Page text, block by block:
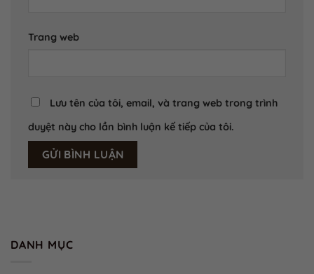
Trang web
Lưu tên của tôi, email, và trang web trong trình
duyệt này cho lần bình luận kế tiếp của tôi.
DANH MỤC